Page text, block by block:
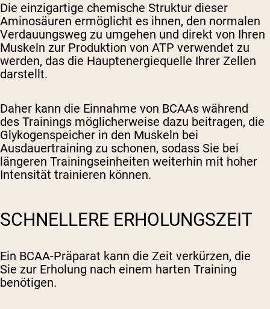
Die einzigartige chemische Struktur dieser
Aminosäuren ermöglicht es ihnen, den normalen
Verdauungsweg zu umgehen und direkt von Ihren
Muskeln zur Produktion von ATP verwendet zu
werden, das die Hauptenergiequelle Ihrer Zellen
darstellt.
Daher kann die Einnahme von BCAAs während
des Trainings möglicherweise dazu beitragen, die
Glykogenspeicher in den Muskeln bei
Ausdauertraining zu schonen, sodass Sie bei
längeren Trainingseinheiten weiterhin mit hoher
Intensität trainieren können.
SCHNELLERE ERHOLUNGSZEIT
Ein BCAA-Präparat kann die Zeit verkürzen, die
Sie zur Erholung nach einem harten Training
benötigen.